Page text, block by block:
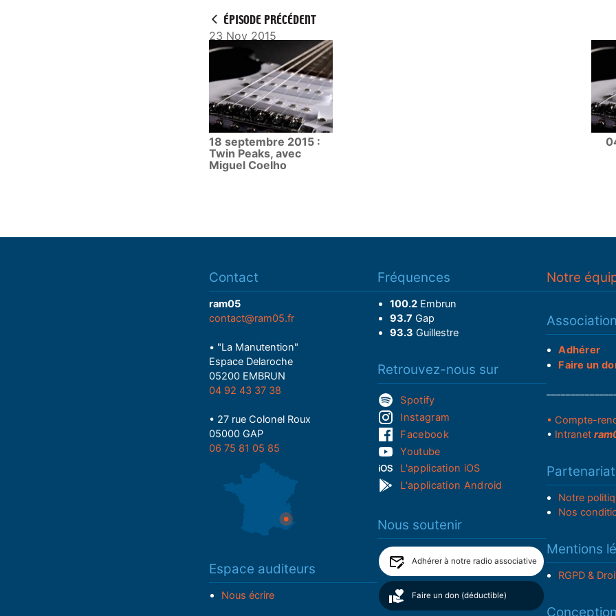
ÉPISODE PRÉCÉDENT
23 Nov 2015
18 septembre 2015 :
Twin Peaks, avec
Miguel Coelho
Contact
ram05
contact@ram05.fr
• "La Manutention"
Espace Delaroche
05200 EMBRUN
04 92 43 37 38
• 27 rue Colonel Roux
05000 GAP
06 75 81 05 85
Espace auditeurs
Nous écrire
Fréquences
100.2Embrun
93.7 Gap
93.3 Guillestre
Retrouvez-nous sur
Spotify
Instagram
Facebook
Youtube
L'application iOS
L'application Android
Nous soutenir
Adhérer à notre radio associative
Faire un don (déductible)
Notre
Adhérer
Faire un
• Compte-
• Intranet
Notre
Nos
Mentions
RGPD &